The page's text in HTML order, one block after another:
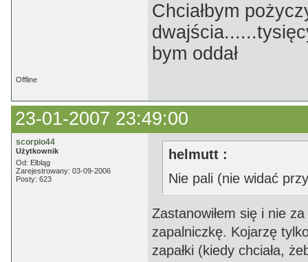
Chciałbym
bym oddał
Offline
23-01-2007 23:49:00
scorpio44
Użytkownik
Od: Elbląg
Zarejestrowany: 03-09-2006
Posty: 623
helmutt :
Nie pali (nie widać
Zastanowiłem się i nie
zapalniczkę. Kojarzę
zapałki (kiedy chciała,